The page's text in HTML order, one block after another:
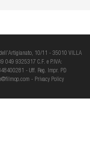
dell’Artigianato, 10/11 - 35010 VILLA
049 9325317 C.F. e P.IVA:
- Uff. Reg. Impr. PD
- Privacy Policy